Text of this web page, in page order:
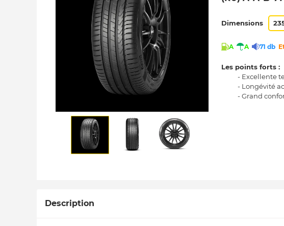
Dimensions
A A 71 db
Les points forts :
- Excellente
- Longévité
- Grand
Description